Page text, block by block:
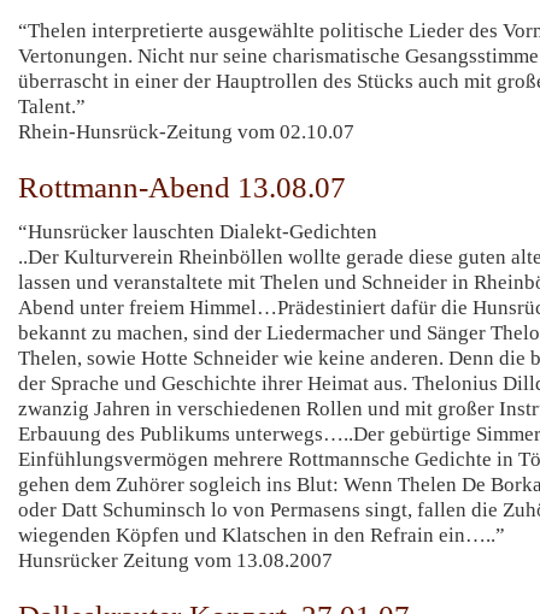
“Thelen interpretierte ausgewählte politische Lieder des
Vertonungen. Nicht nur seine charismatische
überrascht in einer der Hauptrollen des Stücks auch mit
Talent.”
Rhein-Hunsrück-Zeitung vom 02.10.07
Rottmann-Abend 13.08.07
“Hunsrücker lauschten Dialekt-Gedichten
..Der Kulturverein Rheinböllen wollte gerade diese guten
lassen und veranstaltete mit Thelen und Schneider in
Abend unter freiem Himmel…Prädestiniert dafür die
bekannt zu machen, sind der Liedermacher und Sänger
Thelen, sowie Hotte Schneider wie keine anderen. Denn die
der Sprache und Geschichte ihrer Heimat aus. Thelonius
zwanzig Jahren in verschiedenen Rollen und mit großer
Erbauung des Publikums unterwegs…..Der gebürtige
Einfühlungsvermögen mehrere Rottmannsche Gedichte in
gehen dem Zuhörer sogleich ins Blut: Wenn Thelen De
oder Datt Schuminsch lo von Permasens singt, fallen die
wiegenden Köpfen und Klatschen in den Refrain ein…..”
Hunsrücker Zeitung vom 13.08.2007